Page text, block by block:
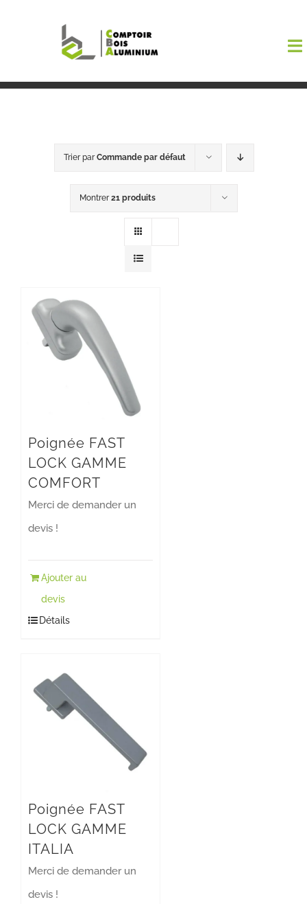
Trier parCommande par défaut
Montrer21 produits
Poignée FAST
LOCK GAMME
COMFORT
Merci de demander un
devis !
Ajouter au
devis
Détails
Poignée FAST
LOCK GAMME
ITALIA
Merci de demander un
devis !